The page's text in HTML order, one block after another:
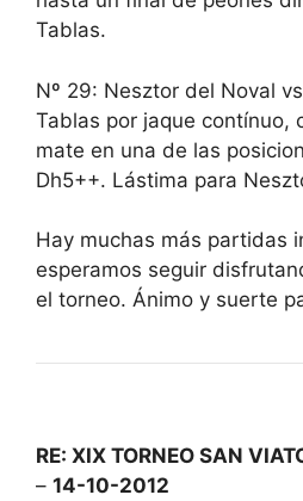
Tablas.
Nº 29: Nesztor del Noval
Tablas por jaque contínuo,
mate en una de las
Dh5++. Lástima para
Hay muchas más partidas
esperamos seguir
el torneo. Ánimo y suerte
RE: XIX TORNEO SAN
– 14-10-2012